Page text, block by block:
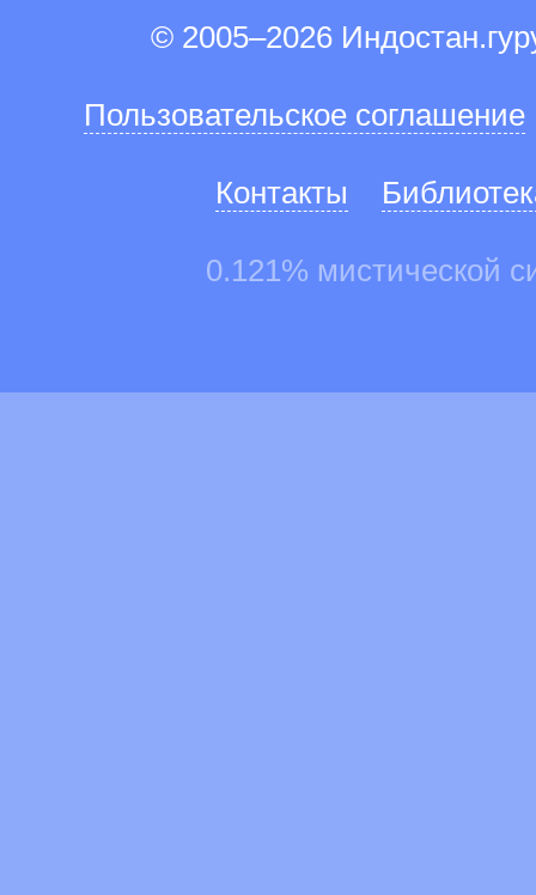
© 2005–2026
Пользовательское соглашение
Контакты
0.121% мистической